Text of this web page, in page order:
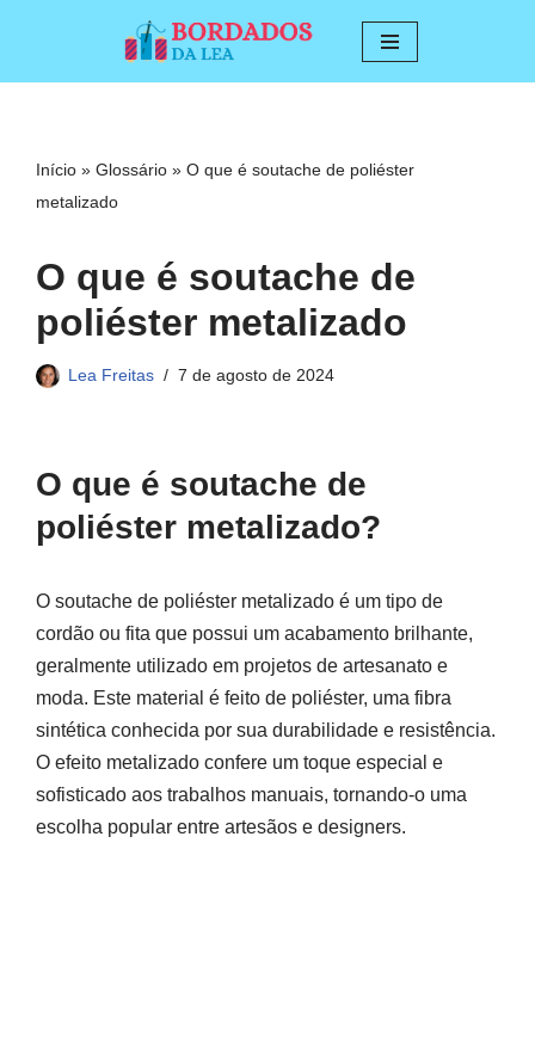
conteúdo
Início » Glossário » O que é soutache de poliéster
metalizado
O que é soutache de
poliéster metalizado
Lea Freitas 7 de agosto de 2024
O que é soutache de
poliéster metalizado?
O soutache de poliéster metalizado é um tipo de
cordão ou fita que possui um acabamento brilhante,
geralmente utilizado em projetos de artesanato e
moda. Este material é feito de poliéster, uma fibra
sintética conhecida por sua durabilidade e resistência.
O efeito metalizado confere um toque especial e
sofisticado aos trabalhos manuais, tornando-o uma
escolha popular entre artesãos e designers.